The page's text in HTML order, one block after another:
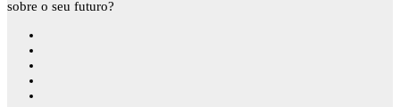
sobre o seu futuro?